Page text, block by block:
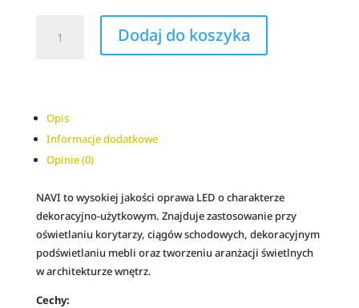
Oprawa
111-
21
Dodaj do koszyka
:
Opis
Informacje dodatkowe
Opinie (0)
NAVI to wysokiej jakości oprawa LED o charakterze
dekoracyjno-użytkowym. Znajduje zastosowanie przy
oświetlaniu korytarzy, ciągów schodowych, dekoracyjnym
podświetlaniu mebli oraz tworzeniu aranżacji świetlnych
w architekturze wnętrz.
Cechy: